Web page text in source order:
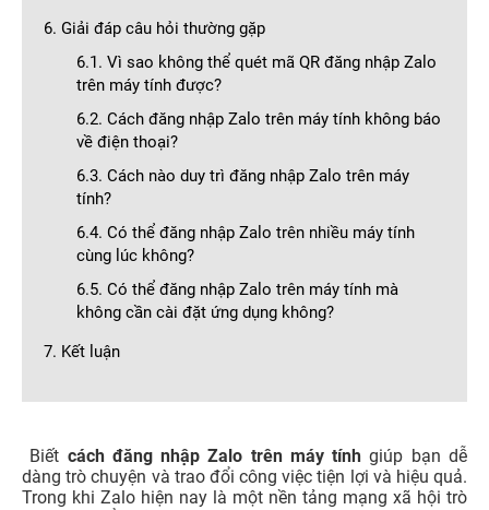
6. Giải đáp câu hỏi thường gặp
6.1. Vì sao không thể quét mã QR đăng nhập Zalo
trên máy tính được?
6.2. Cách đăng nhập Zalo trên máy tính không báo
về điện thoại?
6.3. Cách nào duy trì đăng nhập Zalo trên máy
tính?
6.4. Có thể đăng nhập Zalo trên nhiều máy tính
cùng lúc không?
6.5. Có thể đăng nhập Zalo trên máy tính mà
không cần cài đặt ứng dụng không?
7. Kết luận
Biết cách đăng nhập Zalo trên máy tính giúp bạn dễ
dàng trò chuyện và trao đổi công việc tiện lợi và hiệu quả.
Trong khi Zalo hiện nay là một nền tảng mạng xã hội trò